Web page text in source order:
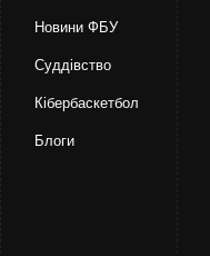
Новини ФБУ
Суддівство
Кібербаскетбол
Блоги